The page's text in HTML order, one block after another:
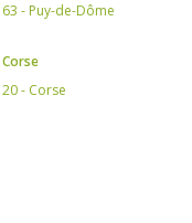
63 - Puy-de-Dôme
Corse
20 - Corse